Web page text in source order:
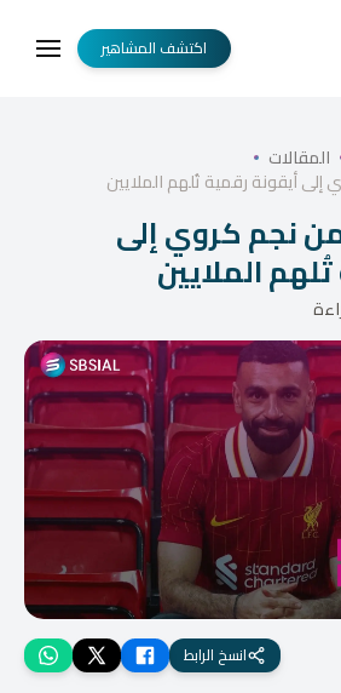
اكتشف المشاهير
المقالات
أيقونة رقمية تُلهم الملايين
نجم كروي إلى
الملايين
انسخ الرابط